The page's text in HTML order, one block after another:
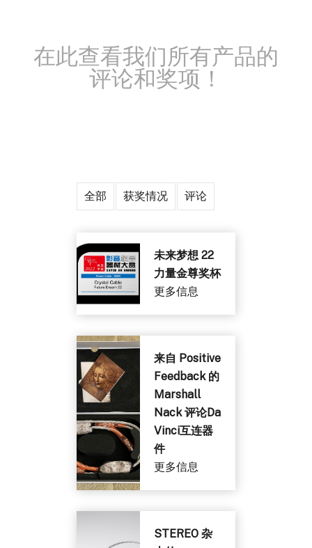
在此查看我们所有产品的
评论和奖项！
全部 获奖情况 评论
未来梦想 22
力量金尊奖杯
更多信息
来自 Positive
Feedback 的
Marshall
Nack 评论Da
Vinci互连器
件
更多信息
STEREO 杂